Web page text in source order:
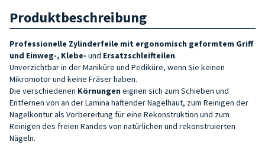
Produktbeschreibung
Professionelle Zylinderfeile mit ergonomisch geformtem Griff
und Einweg-, Klebe- und Ersatzschleifteilen.
Unverzichtbar in der Maniküre und Pediküre, wenn Sie keinen
Mikromotor und keine Fräser haben.
Die verschiedenen Körnungen eignen sich zum Schieben und
Entfernen von an der Lamina haftender Nagelhaut, zum Reinigen der
Nagelkontur als Vorbereitung für eine Rekonstruktion und zum
Reinigen des freien Randes von natürlichen und rekonstruierten
Nägeln.